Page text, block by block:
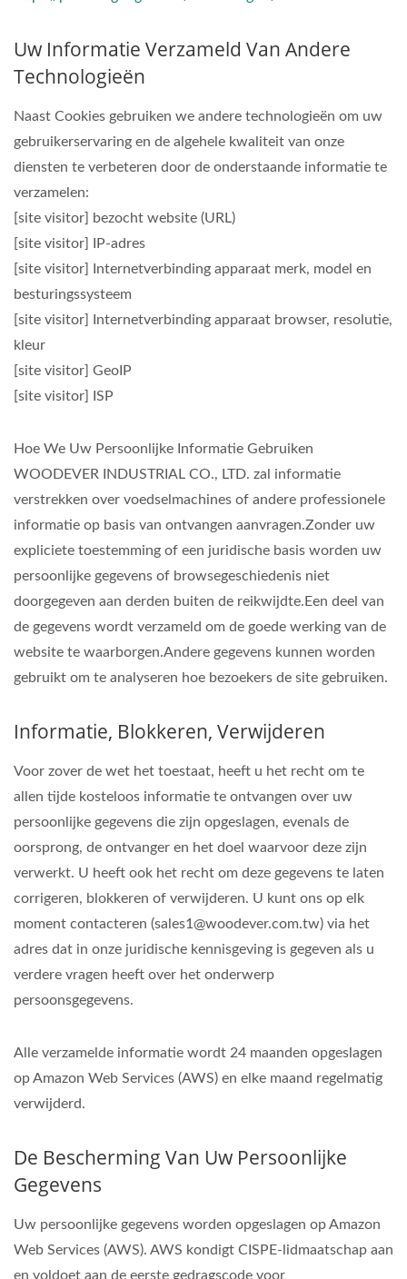
Uw Informatie Verzameld Van Andere
Technologieën
Naast Cookies gebruiken we andere technologieën om uw
gebruikerservaring en de algehele kwaliteit van onze
diensten te verbeteren door de onderstaande informatie te
verzamelen:
[site visitor] bezocht website (URL)
[site visitor] IP-adres
[site visitor] Internetverbinding apparaat merk, model en
besturingssysteem
[site visitor] Internetverbinding apparaat browser, resolutie,
kleur
[site visitor] GeoIP
[site visitor] ISP
Hoe We Uw Persoonlijke Informatie Gebruiken
WOODEVER INDUSTRIAL CO., LTD. zal informatie
verstrekken over voedselmachines of andere professionele
informatie op basis van ontvangen aanvragen.Zonder uw
expliciete toestemming of een juridische basis worden uw
persoonlijke gegevens of browsegeschiedenis niet
doorgegeven aan derden buiten de reikwijdte.Een deel van
de gegevens wordt verzameld om de goede werking van de
website te waarborgen.Andere gegevens kunnen worden
gebruikt om te analyseren hoe bezoekers de site gebruiken.
Informatie, Blokkeren, Verwijderen
Voor zover de wet het toestaat, heeft u het recht om te
allen tijde kosteloos informatie te ontvangen over uw
persoonlijke gegevens die zijn opgeslagen, evenals de
oorsprong, de ontvanger en het doel waarvoor deze zijn
verwerkt. U heeft ook het recht om deze gegevens te laten
corrigeren, blokkeren of verwijderen. U kunt ons op elk
moment contacteren (sales1@woodever.com.tw) via het
adres dat in onze juridische kennisgeving is gegeven als u
verdere vragen heeft over het onderwerp
persoonsgegevens.
Alle verzamelde informatie wordt 24 maanden opgeslagen
op Amazon Web Services (AWS) en elke maand regelmatig
verwijderd.
De Bescherming Van Uw Persoonlijke
Gegevens
Uw persoonlijke gegevens worden opgeslagen op Amazon
Web Services (AWS). AWS kondigt CISPE-lidmaatschap aan
en voldoet aan de eerste gedragscode voor